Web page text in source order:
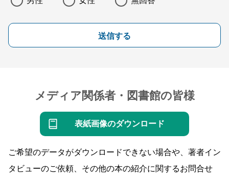
送信する
メディア関係者・図書館の皆様
表紙画像のダウンロード
ご希望のデータがダウンロードできない場合や、著者イン
タビューのご依頼、その他の本の紹介に関するお問合せ